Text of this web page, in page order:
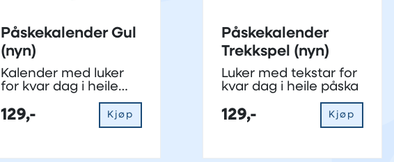
Påskekalender Gul
(nyn)
Kalender med luker
for kvar dag i heile
129,- Kjøp
Påskekalender
Trekkspel (nyn)
Luker med tekstar for
kvar dag i heile påska
129,- Kjøp